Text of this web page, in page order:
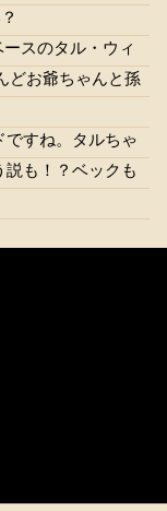
スのタル・ウィ
どお爺ちゃんと孫
ですね。タルちゃ
も！？ベックも